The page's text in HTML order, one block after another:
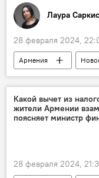
Лаура
28 февраля 2024,
Армения
мигранты
Ереван
Какой вычет из
жители Армении
поясняет министр
28 февраля 2024,